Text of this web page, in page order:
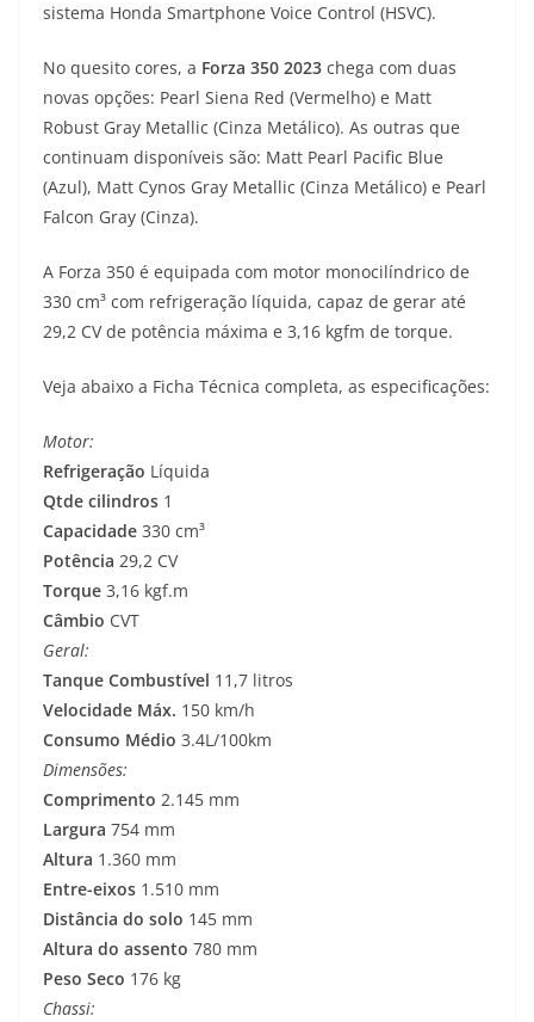
sistema Honda Smartphone Voice Control (HSVC).
No quesito cores, a Forza 350 2023 chega com duas
novas opções: Pearl Siena Red (Vermelho) e Matt
Robust Gray Metallic (Cinza Metálico). As outras que
continuam disponíveis são: Matt Pearl Pacific Blue
(Azul), Matt Cynos Gray Metallic (Cinza Metálico) e Pearl
Falcon Gray (Cinza).
A Forza 350 é equipada com motor monocilíndrico de
330 cm³ com refrigeração líquida, capaz de gerar até
29,2 CV de potência máxima e 3,16 kgfm de torque.
Veja abaixo a Ficha Técnica completa, as especificações:
Motor:
Refrigeração Líquida
Qtde cilindros 1
Capacidade 330 cm³
Potência 29,2 CV
Torque 3,16 kgf.m
Câmbio CVT
Geral:
Tanque Combustível 11,7 litros
Velocidade Máx. 150 km/h
Consumo Médio 3.4L/100km
Dimensões:
Comprimento 2.145 mm
Largura 754 mm
Altura 1.360 mm
Entre-eixos 1.510 mm
Distância do solo 145 mm
Altura do assento 780 mm
Peso Seco 176 kg
Chassi: